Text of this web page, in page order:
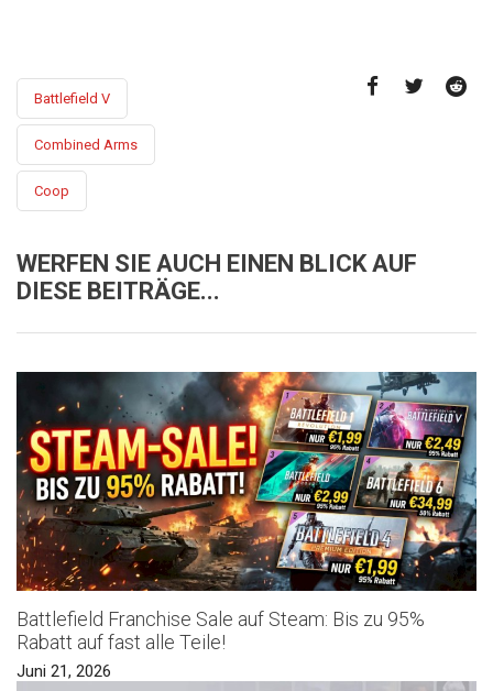
Battlefield V
Combined Arms
Coop
WERFEN SIE AUCH EINEN BLICK AUF
DIESE BEITRÄGE...
Battlefield Franchise Sale auf Steam: Bis zu 95%
Rabatt auf fast alle Teile!
Juni 21, 2026